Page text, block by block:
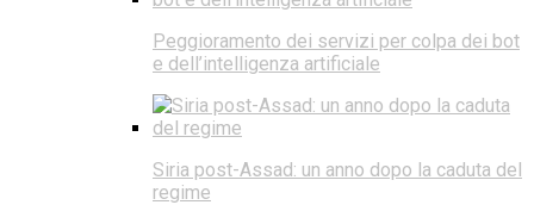
Peggioramento dei servizi per colpa dei bot
e dell’intelligenza artificiale
Siria post-Assad: un anno dopo la caduta del
regime